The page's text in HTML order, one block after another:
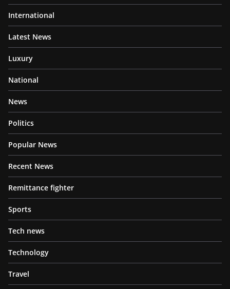
International
Latest News
Luxury
National
News
Politics
Popular News
Recent News
Remittance fighter
Sports
Tech news
Technology
Travel